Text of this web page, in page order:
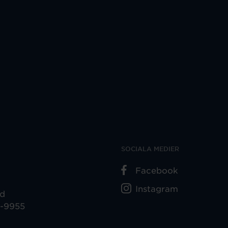
9955
SOCIALA MEDIER
Facebook
Instagram